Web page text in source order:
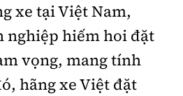
xe tại Việt Nam,
nghiệp hiếm hoi đặt
vọng, mang tính
hãng xe Việt đặt